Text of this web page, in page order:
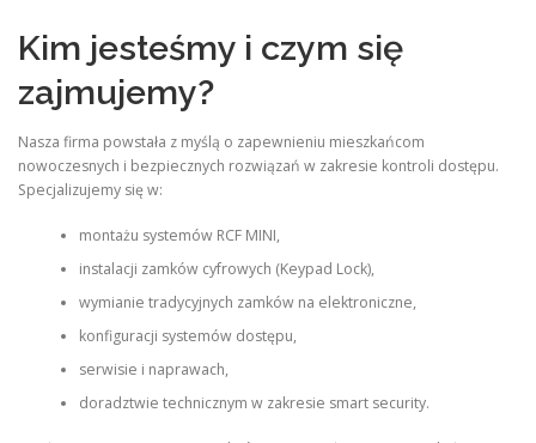
Kim jesteśmy i czym się
zajmujemy?
Nasza firma powstała z myślą o zapewnieniu mieszkańcom
nowoczesnych i bezpiecznych rozwiązań w zakresie kontroli dostępu.
Specjalizujemy się w:
montażu systemów RCF MINI,
instalacji zamków cyfrowych (Keypad Lock),
wymianie tradycyjnych zamków na elektroniczne,
konfiguracji systemów dostępu,
serwisie i naprawach,
doradztwie technicznym w zakresie smart security.